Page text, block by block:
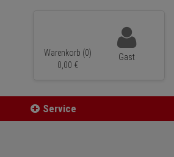
Warenkorb (0)
0, 00 €
Gast
Service